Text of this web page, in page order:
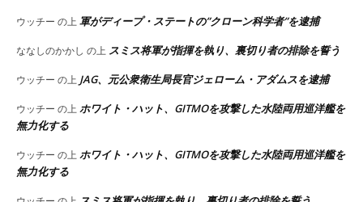
ウッチー の上 軍がディープ・ステートの”クローン科学者”を逮捕
ななしのかかし の上 スミス将軍が指揮を執り、裏切り者の排除を誓う
ウッチー の上 JAG、元公衆衛生局長官ジェローム・アダムスを逮捕
ウッチー の上 ホワイト・ハット、GITMOを攻撃した水陸両用巡洋艦を
無力化する
ウッチー の上 ホワイト・ハット、GITMOを攻撃した水陸両用巡洋艦を
無力化する